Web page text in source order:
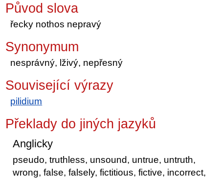
Původ slova
řecky nothos nepravý
Synonymum
nesprávný, lživý, nepřesný
Související výrazy
pilidium
Překlady do jiných jazyků
Anglicky
pseudo, truthless, unsound, untrue, untruth,
wrong, false, falsely, fictitious, fictive, incorrect,